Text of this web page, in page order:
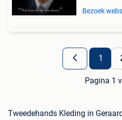
Bezoek
1
Pagina 1
Tweedehands Kleding in